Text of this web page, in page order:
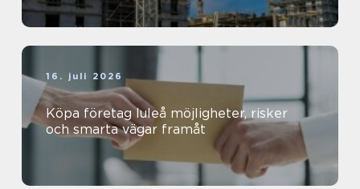
16. juli 2026
Köpa företag luleå möjligheter, risker
och smarta vägar framåt